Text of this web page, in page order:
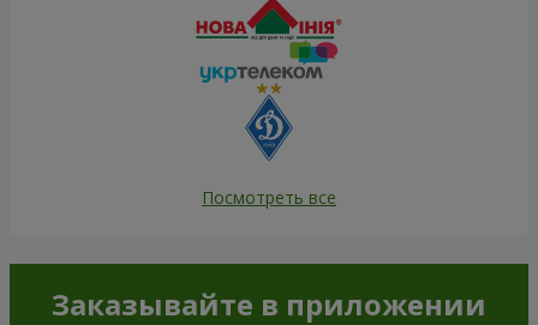
Посмотреть все
Заказывайте в приложении